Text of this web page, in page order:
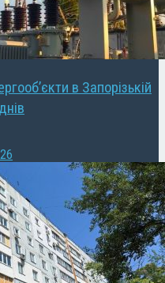
в Запорізькій